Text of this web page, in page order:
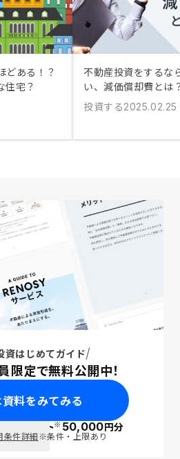
どある！？
住宅？
不動産投資をするな
い、減価償却費とは
投資する2025.02.25
資はじめてガイド
限定で無料公開中！
資料をみてみる
ポイント※50,000円分
条件詳細※条件・上限あり